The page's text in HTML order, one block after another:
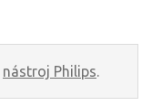
nástroj Philips.